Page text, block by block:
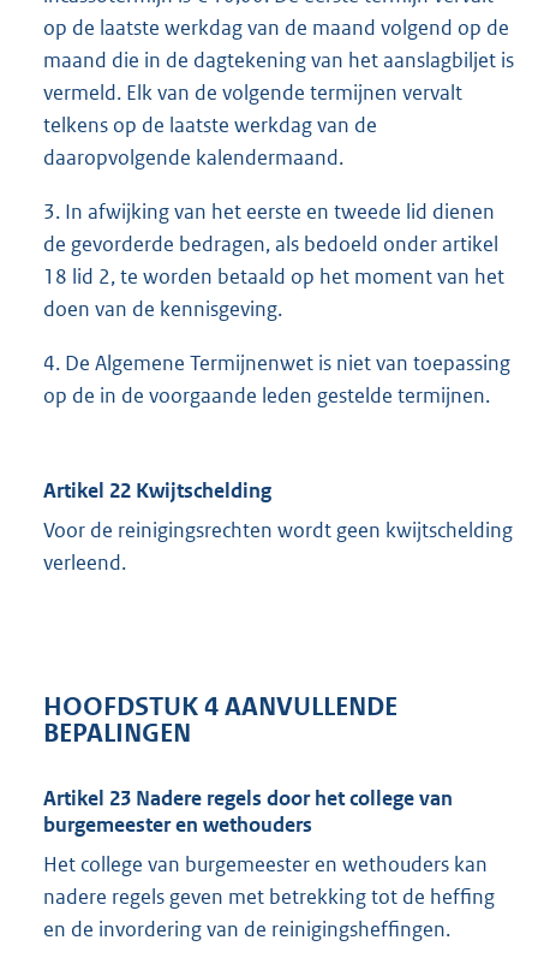
op de laatste werkdag van de maand volgend op de
maand die in de dagtekening van het aanslagbiljet is
vermeld. Elk van de volgende termijnen vervalt
telkens op de laatste werkdag van de
daaropvolgende kalendermaand.
3. In afwijking van het eerste en tweede lid dienen
de gevorderde bedragen, als bedoeld onder artikel
18 lid 2, te worden betaald op het moment van het
doen van de kennisgeving.
4. De Algemene Termijnenwet is niet van toepassing
op de in de voorgaande leden gestelde termijnen.
Artikel 22 Kwijtschelding
Voor de reinigingsrechten wordt geen kwijtschelding
verleend.
HOOFDSTUK 4 AANVULLENDE
BEPALINGEN
Artikel 23 Nadere regels door het college van
burgemeester en wethouders
Het college van burgemeester en wethouders kan
nadere regels geven met betrekking tot de heffing
en de invordering van de reinigingsheffingen.